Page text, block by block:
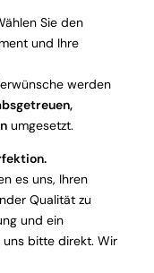
Sie den
und Ihre
werden
umgesetzt.
es uns, Ihren
Qualität zu
und ein
bitte direkt. Wir